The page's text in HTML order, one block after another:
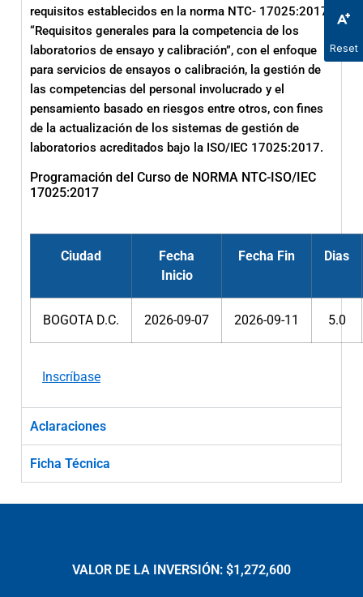
Reset
requisitos establecidos en la norma NTC- 17025:2017
“Requisitos generales para la competencia de los
laboratorios de ensayo y calibración”, con el enfoque
para servicios de ensayos o calibración, la gestión de
las competencias del personal involucrado y el
pensamiento basado en riesgos entre otros, con fines
de la actualización de los sistemas de gestión de
laboratorios acreditados bajo la ISO/IEC 17025:2017.
Programación del Curso de NORMA NTC-ISO/IEC
17025:2017
Ciudad
Fecha
Inicio
Fecha Fin Dias
BOGOTA D.C. 2026-09-07 2026-09-11 5.0
Inscríbase
Aclaraciones
Ficha Técnica
VALOR DE LA INVERSIÓN: $1,272,600